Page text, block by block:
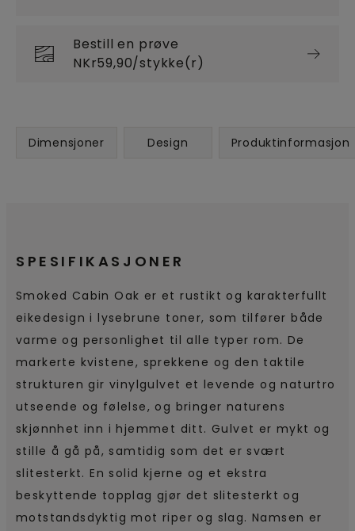
Bestill en prøve
NKr59,90/stykke(r)
Dimensjoner Design Produktinformasjon
SPESIFIKASJONER
Smoked Cabin Oak er et rustikt og karakterfullt
eikedesign i lysebrune toner, som tilfører både
varme og personlighet til alle typer rom. De
markerte kvistene, sprekkene og den taktile
strukturen gir vinylgulvet et levende og naturtro
utseende og følelse, og bringer naturens
skjønnhet inn i hjemmet ditt. Gulvet er mykt og
stille å gå på, samtidig som det er svært
slitesterkt. En solid kjerne og et ekstra
beskyttende topplag gjør det slitesterkt og
motstandsdyktig mot riper og slag. Namsen er